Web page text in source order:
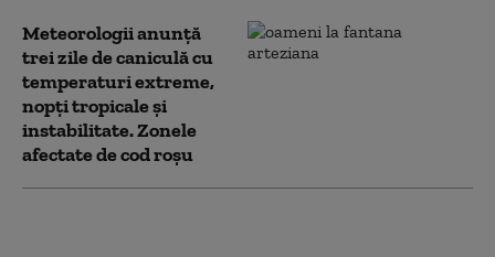
Meteorologii anunță
trei zile de caniculă cu
temperaturi extreme,
nopţi tropicale şi
instabilitate. Zonele
afectate de cod roșu